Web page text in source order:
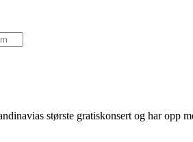
største gratiskonsert og har opp